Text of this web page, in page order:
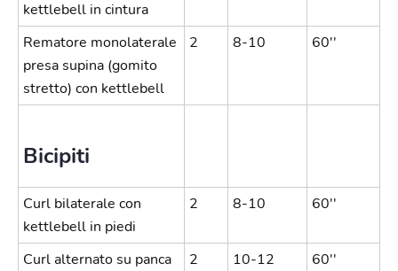
kettlebell in cintura
Rematore monolaterale
presa supina (gomito
stretto) con kettlebell
2 8-10 60''
Bicipiti
Curl bilaterale con
kettlebell in piedi
2 8-10 60''
Curl alternato su panca
2 10-12 60''